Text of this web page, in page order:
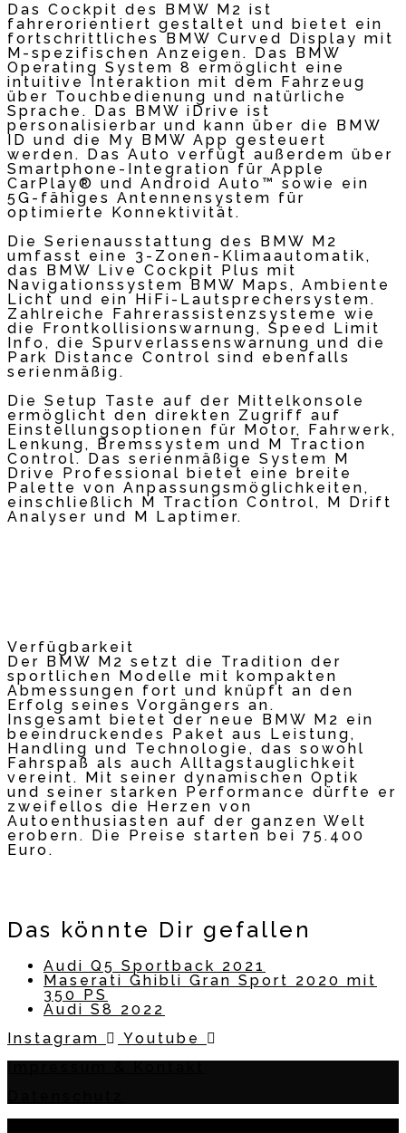
Das Cockpit des BMW M2 ist
fahrerorientiert gestaltet und bietet ein
fortschrittliches BMW Curved Display mit
M-spezifischen Anzeigen. Das BMW
Operating System 8 ermöglicht eine
intuitive Interaktion mit dem Fahrzeug
über Touchbedienung und natürliche
Sprache. Das BMW iDrive ist
personalisierbar und kann über die BMW
ID und die My BMW App gesteuert
werden. Das Auto verfügt außerdem über
Smartphone-Integration für Apple
CarPlay® und Android Auto™ sowie ein
5G-fähiges Antennensystem für
optimierte Konnektivität.
Die Serienausstattung des BMW M2
umfasst eine 3-Zonen-Klimaautomatik,
das BMW Live Cockpit Plus mit
Navigationssystem BMW Maps, Ambiente
Licht und ein HiFi-Lautsprechersystem.
Zahlreiche Fahrerassistenzsysteme wie
die Frontkollisionswarnung, Speed Limit
Info, die Spurverlassenswarnung und die
Park Distance Control sind ebenfalls
serienmäßig.
Die Setup Taste auf der Mittelkonsole
ermöglicht den direkten Zugriff auf
Einstellungsoptionen für Motor, Fahrwerk,
Lenkung, Bremssystem und M Traction
Control. Das serienmäßige System M
Drive Professional bietet eine breite
Palette von Anpassungsmöglichkeiten,
einschließlich M Traction Control, M Drift
Analyser und M Laptimer.
Verfügbarkeit
Der BMW M2 setzt die Tradition der
sportlichen Modelle mit kompakten
Abmessungen fort und knüpft an den
Erfolg seines Vorgängers an.
Insgesamt bietet der neue BMW M2 ein
beeindruckendes Paket aus Leistung,
Handling und Technologie, das sowohl
Fahrspaß als auch Alltagstauglichkeit
vereint. Mit seiner dynamischen Optik
und seiner starken Performance dürfte er
zweifellos die Herzen von
Autoenthusiasten auf der ganzen Welt
erobern. Die Preise starten bei 75.400
Euro.
Das könnte Dir gefallen
Audi Q5 Sportback 2021
Maserati Ghibli Gran Sport 2020 mit
350 PS
Audi S8 2022
Instagram
Youtube